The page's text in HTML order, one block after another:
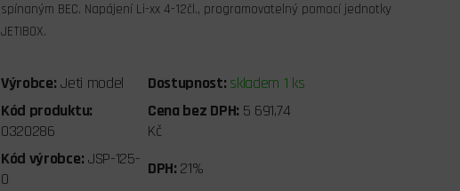
spínaným BEC. Napájení Li-xx 4-12čl., programovatelný pomocí jednotky
JETIBOX.
Výrobce: Jeti model Dostupnost: skladem 1 ks
Kód produktu:
0320286
Cena bez DPH: 5 691,74
Kč
Kód výrobce: JSP-125-
O
DPH: 21%